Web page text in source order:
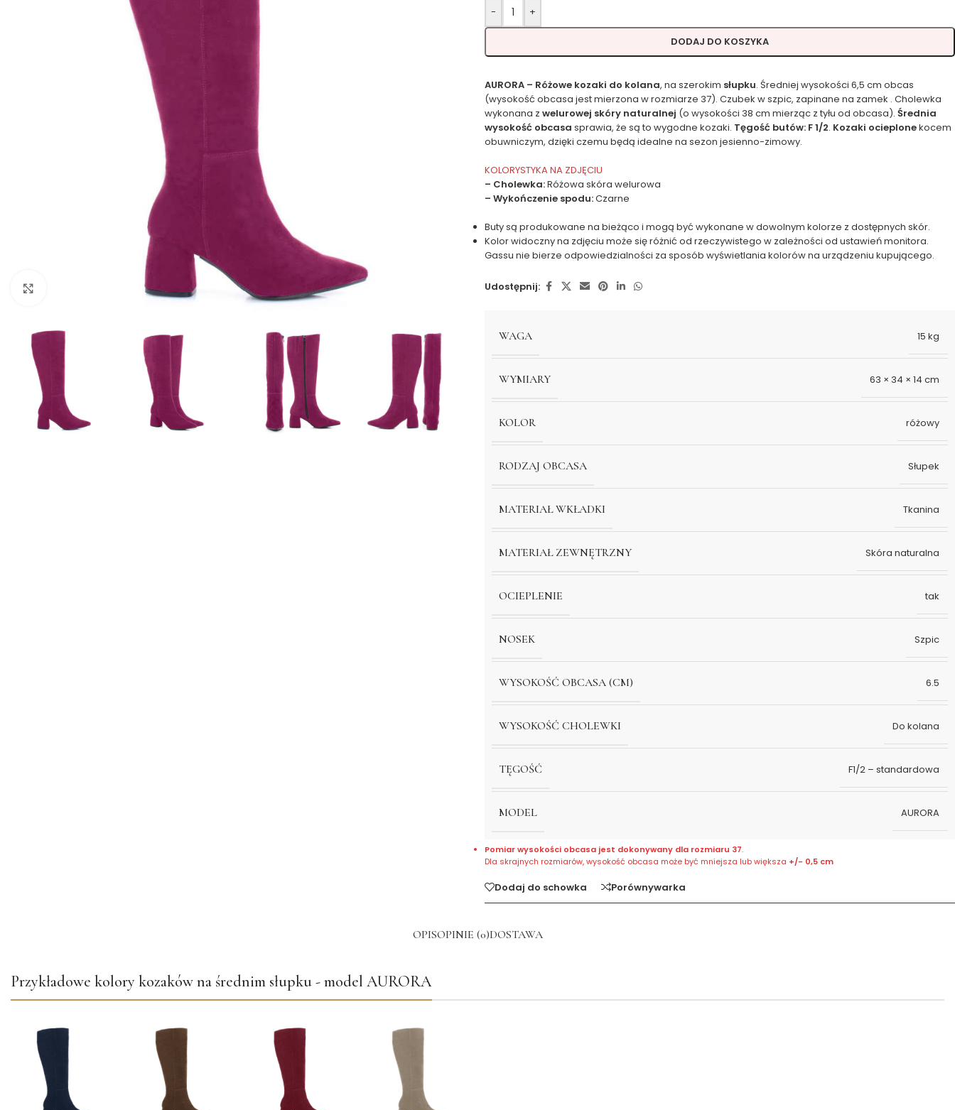
Kliknij, aby powiększyć
- +
DODAJ DO KOSZYKA
AURORA – Różowe kozaki do kolana, na szerokim słupku. Średniej wysokości 6,5 cm obcas
(wysokość obcasa jest mierzona w rozmiarze 37). Czubek w szpic, zapinane na zamek . Cholewka
wykonana z welurowej skóry naturalnej (o wysokości 38 cm mierząc z tyłu od obcasa). Średnia
wysokość obcasa sprawia, że są to wygodne kozaki. Tęgość butów: F 1/2. Kozaki ocieplonekocem
obuwniczym, dzięki czemu będą idealne na sezon jesienno-zimowy.
KOLORYSTYKA NA ZDJĘCIU
– Cholewka:Różowa skóra welurowa
– Wykończenie spodu:Czarne
Buty są produkowane na bieżąco i mogą być wykonane w dowolnym kolorze z dostępnych skór.
Kolor widoczny na zdjęciu może się różnić od rzeczywistego w zależności od ustawień monitora.
Gassu nie bierze odpowiedzialności za sposób wyświetlania kolorów na urządzeniu kupującego.
Udostępnij:
WAGA 15 kg
WYMIARY 63 × 34 × 14 cm
KOLOR różowy
RODZAJ OBCASA Słupek
MATERIAŁ WKŁADKI Tkanina
MATERIAŁ ZEWNĘTRZNY Skóra naturalna
OCIEPLENIE tak
NOSEK Szpic
WYSOKOŚĆ OBCASA (CM) 6.5
WYSOKOŚĆ CHOLEWKI Do kolana
TĘGOŚĆ F1/2 – standardowa
MODEL AURORA
Pomiar wysokości obcasa jest dokonywany dla rozmiaru 37.
Dla skrajnych rozmiarów, wysokość obcasa może być mniejsza lub większa +/- 0,5 cm
Dodaj do schowka Porównywarka
OPISOPINIE (0)DOSTAWA
Przykładowe kolory kozaków na średnim słupku - model AURORA